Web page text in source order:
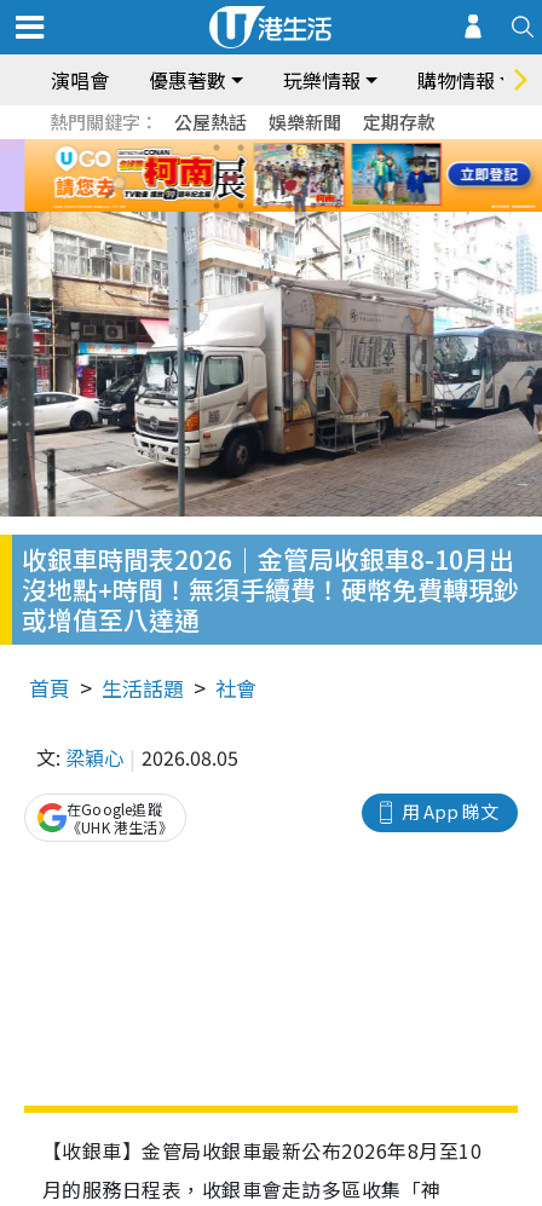
演唱會 優惠著數 玩樂情報 購物情報
熱門關鍵字： 公屋熱話 娛樂新聞 定期存款
收銀車時間表2026｜金管局收銀車8-10月出
沒地點+時間！無須手續費！硬幣免費轉現鈔
或增值至八達通
首頁 生活話題 社會
文: 梁穎心 2026.08.05
用 App 睇文
在Google追蹤
《UHK 港生活》
【收銀車】金管局收銀車最新公布2026年8月至10
月的服務日程表，收銀車會走訪多區收集「神